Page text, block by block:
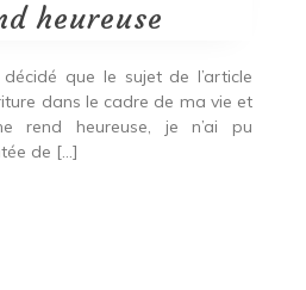
et
rend
heureuse
heureuse
décidé que le sujet de l’article
dans le cadre de ma vie et
rend heureuse, je n’ai pu
de […]